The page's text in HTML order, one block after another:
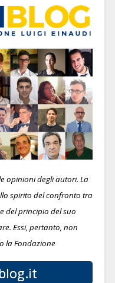
opinioni degli autori. La
spirito del confronto tra
del principio del suo
Essi, pertanto, non
la Fondazione